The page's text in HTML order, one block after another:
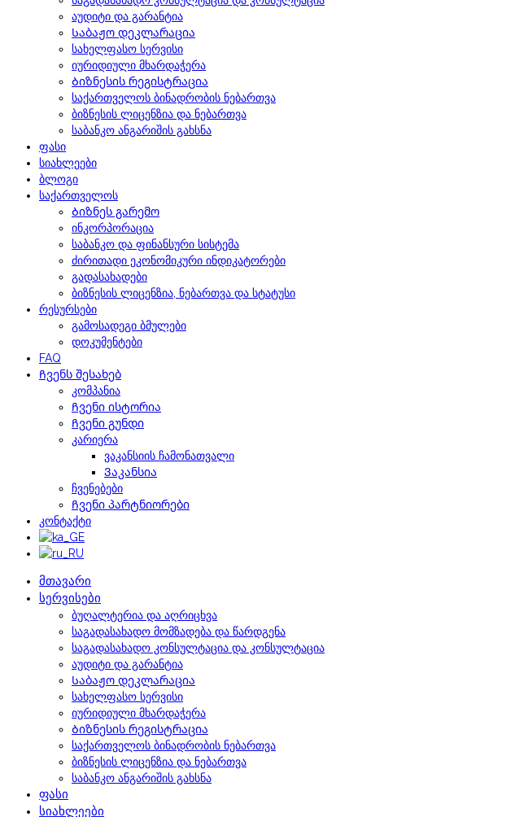
აუდიტი და გარანტია
Საბაჟო დეკლარაცია
სახელფასო სერვისი
იურიდიული მხარდაჭერა
Ბიზნესის რეგისტრაცია
საქართველოს ბინადრობის ნებართვა
ბიზნესის ლიცენზია და ნებართვა
საბანკო ანგარიშის გახსნა
ფასი
სიახლეები
ბლოგი
საქართველოს
Ბიზნეს გარემო
ინკორპორაცია
საბანკო და ფინანსური სისტემა
ძირითადი ეკონომიკური ინდიკატორები
გადასახადები
ბიზნესის ლიცენზია, ნებართვა და სტატუსი
რესურსები
გამოსადეგი ბმულები
დოკუმენტები
FAQ
Ჩვენს შესახებ
კომპანია
Ჩვენი ისტორია
Ჩვენი გუნდი
კარიერა
ვაკანსიის ჩამონათვალი
Ვაკანსია
ჩვენებები
Ჩვენი პარტნიორები
კონტაქტი
მთავარი
სერვისები
ბუღალტერია და აღრიცხვა
საგადასახადო მომზადება და წარდგენა
საგადასახადო კონსულტაცია და კონსულტაცია
აუდიტი და გარანტია
Საბაჟო დეკლარაცია
სახელფასო სერვისი
იურიდიული მხარდაჭერა
Ბიზნესის რეგისტრაცია
საქართველოს ბინადრობის ნებართვა
ბიზნესის ლიცენზია და ნებართვა
საბანკო ანგარიშის გახსნა
ფასი
სიახლეები